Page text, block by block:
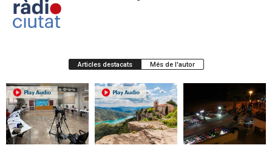
Articles destacats Més de l'autor